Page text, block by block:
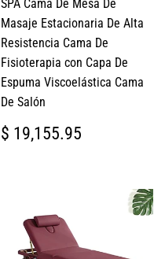
SPA Cama De Mesa De
Masaje Estacionaria De Alta
Resistencia Cama De
Fisioterapia con Capa De
Espuma Viscoelástica Cama
De Salón
PRECIO
HABITUAL
$ 19,155.95